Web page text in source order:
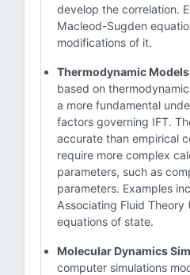
develop the correlation.
Macleod-Sugden
modifications of it.
Thermodynamic
based on
a more fundamental
factors governing IFT.
accurate than empirical
require more complex
parameters, such as
parameters. Examples
Associating Fluid Theory
equations of state.
Molecular Dynamics
computer simulations